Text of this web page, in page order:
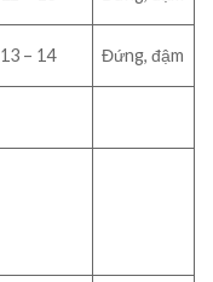
13 – 14 Đứng, đậm